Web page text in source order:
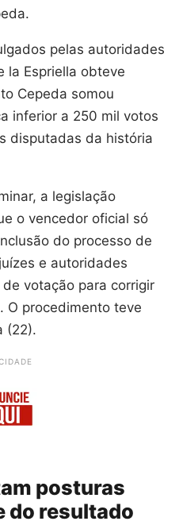
pelas autoridades
la Espriella obteve
Cepeda somou
inferior a 250 mil votos
disputadas da história
a legislação
o vencedor oficial só
do processo de
e autoridades
votação para corrigir
O procedimento teve
(22).
posturas
do resultado